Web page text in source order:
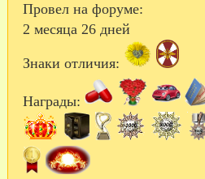
Провел на форуме:
2 месяца 26 дней
Знаки отличия:
Награды: